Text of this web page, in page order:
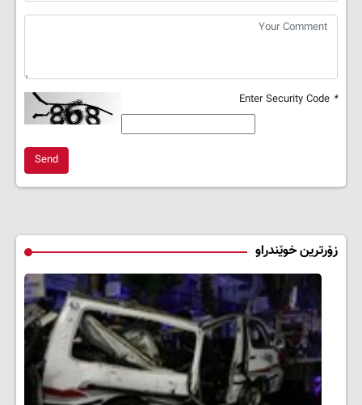
*
Send
زۆرترین خوێندراو